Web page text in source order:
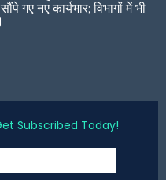
गए नए कार्यभार; विभागों में भी
Subscribed Today!